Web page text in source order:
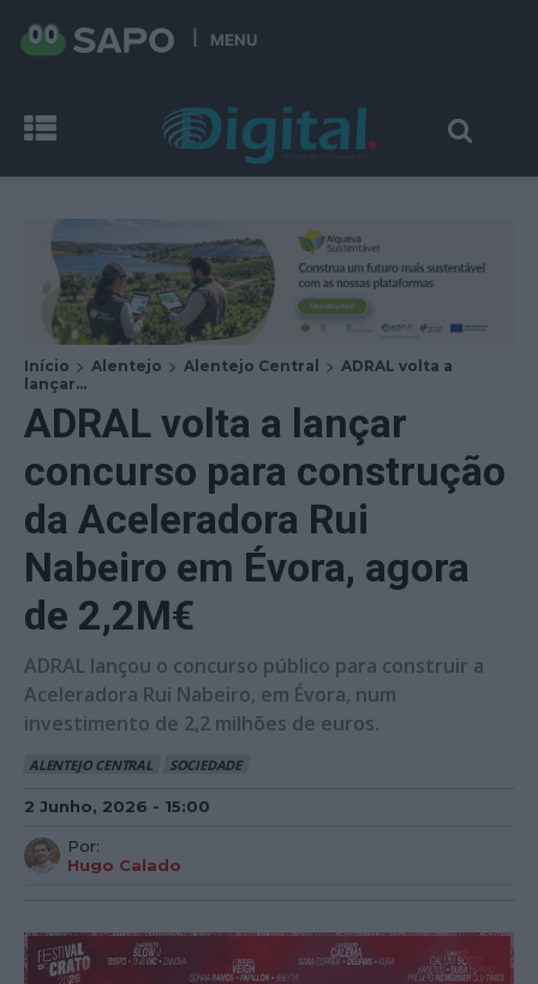
MENU
Início Alentejo Alentejo Central
ADRAL volta a
lançar...
ADRAL volta a lançar
concurso para construção
da Aceleradora Rui
Nabeiro em Évora, agora
de 2,2M€
ADRAL lançou o concurso público para construir a
Aceleradora Rui Nabeiro, em Évora, num
investimento de 2,2 milhões de euros.
ALENTEJO CENTRAL SOCIEDADE
2 Junho, 2026 - 15:00
Por:
Hugo Calado